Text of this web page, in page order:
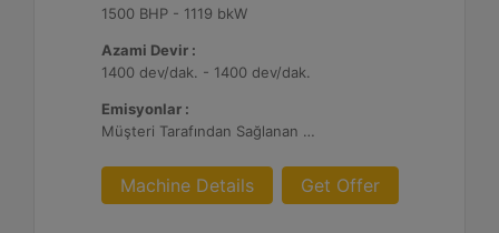
1500 BHP - 1119 bkW
Azami Devir :
1400 dev/dak. - 1400 dev/dak.
Emisyonlar :
Müşteri Tarafından Sağlanan Atık Arıtma ile NSPS Saha Uyumluluğuna Sahiptir, 0,3 g ve 0,5 g/bhp-sa. NOx
Machine Details Get Offer